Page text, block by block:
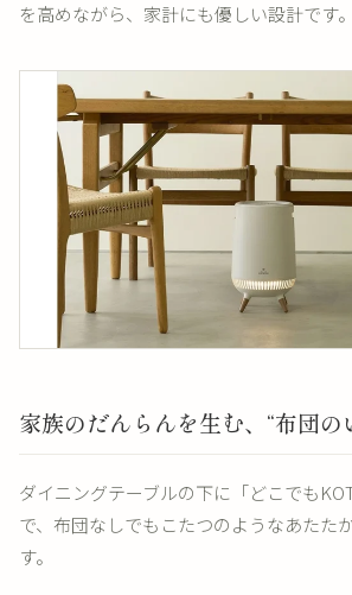
を高めながら、家計にも優しい設計です。
家族のだんらんを生む、“布団の
ダイニングテーブルの下に「どこでも
で、布団なしでもこたつのようなあたた
す。